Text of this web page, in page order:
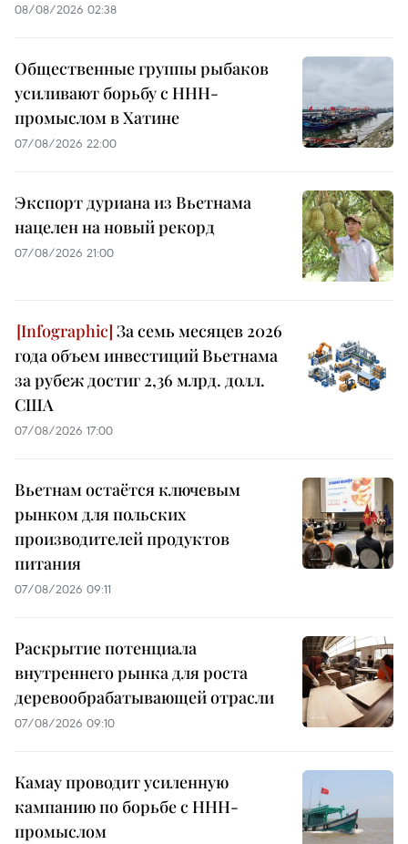
08/08/2026 02:38
Общественные группы рыбаков
усиливают борьбу с ННН-
промыслом в Хатине
07/08/2026 22:00
Экспорт дуриана из Вьетнама
нацелен на новый рекорд
07/08/2026 21:00
За семь месяцев 2026
года объем инвестиций Вьетнама
за рубеж достиг 2,36 млрд. долл.
США
07/08/2026 17:00
Вьетнам остаётся ключевым
рынком для польских
производителей продуктов
питания
07/08/2026 09:11
Раскрытие потенциала
внутреннего рынка для роста
деревообрабатывающей отрасли
07/08/2026 09:10
Камау проводит усиленную
кампанию по борьбе с ННН-
промыслом